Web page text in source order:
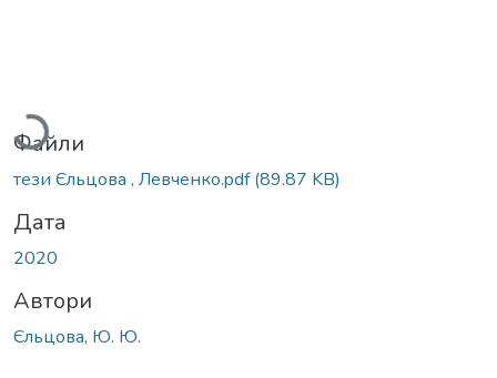
Вантажиться...
Файли
тези Єльцова , Левченко.pdf(89.87 KB)
Дата
2020
Автори
Єльцова, Ю. Ю.